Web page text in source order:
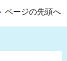
ページの先頭へ